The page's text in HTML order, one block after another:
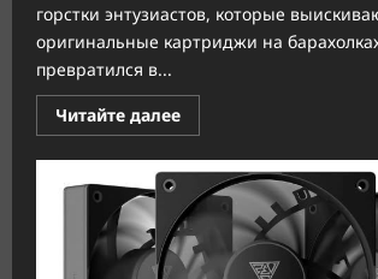
горстки энтузиастов, которые
оригинальные картриджи на
превратился в...
Читайте далееПрочитать
больше
AYANEO
показала
ретро-
консоль
KONKR
Pocket
Advance